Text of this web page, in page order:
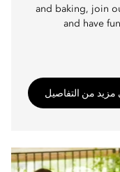
and baking, join
and have
من التفاصيل